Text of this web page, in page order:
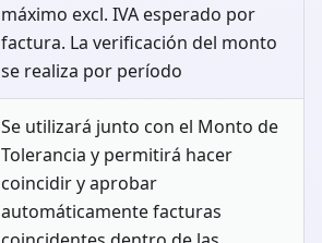
máximo excl. IVA esperado por
factura. La verificación del monto
se realiza por período
Se utilizará junto con el Monto de
Tolerancia y permitirá hacer
coincidir y aprobar
automáticamente facturas